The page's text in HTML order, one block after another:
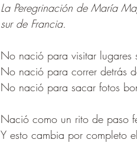
La Peregrinación de María
sur de Francia.
No nació para visitar lugares
No nació para correr detrás
No nació para sacar fotos
Nació como un rito de paso
Y esto cambia por completo